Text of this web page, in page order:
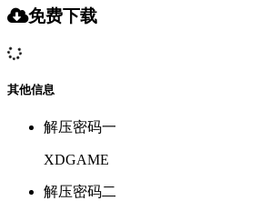
免费下载
其他信息
解压密码一
XDGAME
解压密码二